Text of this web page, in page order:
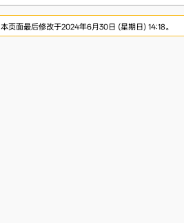
本页面最后修改于2024年6月30日 (星期日) 14:18。